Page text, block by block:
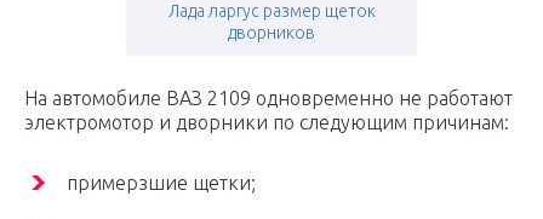
Лада ларгус размер щеток
дворников
На автомобиле ВАЗ 2109 одновременно не работают
электромотор и дворники по следующим причинам:
примерзшие щетки;